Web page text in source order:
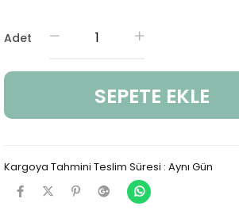
Adet
Kargoya Tahmini Teslim Süresi : Aynı Gün